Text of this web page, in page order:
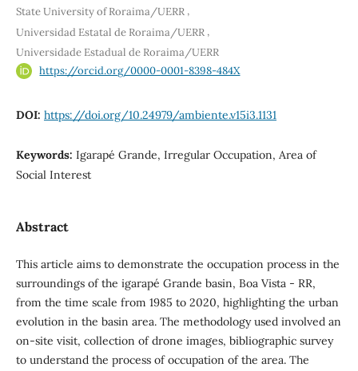
State University of Roraima/UERR,
Universidad Estatal de Roraima/UERR,
Universidade Estadual de Roraima/UERR
https://orcid.org/0000-0001-8398-484X
DOI: https://doi.org/10.24979/ambiente.v15i3.1131
Keywords: Igarapé Grande, Irregular Occupation, Area of
Social Interest
Abstract
This article aims to demonstrate the occupation process in the
surroundings of the igarapé Grande basin, Boa Vista - RR,
from the time scale from 1985 to 2020, highlighting the urban
evolution in the basin area. The methodology used involved an
on-site visit, collection of drone images, bibliographic survey
to understand the process of occupation of the area. The